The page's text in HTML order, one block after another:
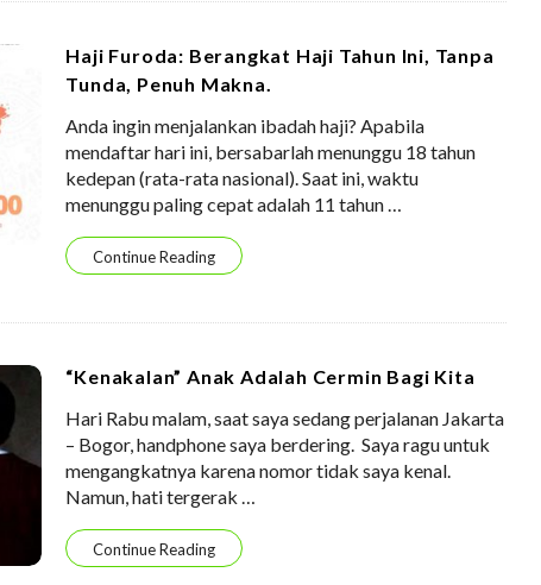
Haji Furoda: Berangkat Haji Tahun Ini, Tanpa
Tunda, Penuh Makna.
Anda ingin menjalankan ibadah haji? Apabila
mendaftar hari ini, bersabarlah menunggu 18 tahun
kedepan (rata-rata nasional). Saat ini, waktu
menunggu paling cepat adalah 11 tahun…
Continue Reading
“Kenakalan” Anak Adalah Cermin Bagi Kita
Hari Rabu malam, saat saya sedang perjalanan Jakarta
– Bogor, handphone saya berdering. Saya ragu untuk
mengangkatnya karena nomor tidak saya kenal.
Namun, hati tergerak …
Continue Reading